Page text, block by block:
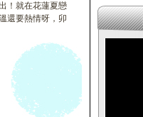
！就在花蓮夏戀
還要熱情呀，卯